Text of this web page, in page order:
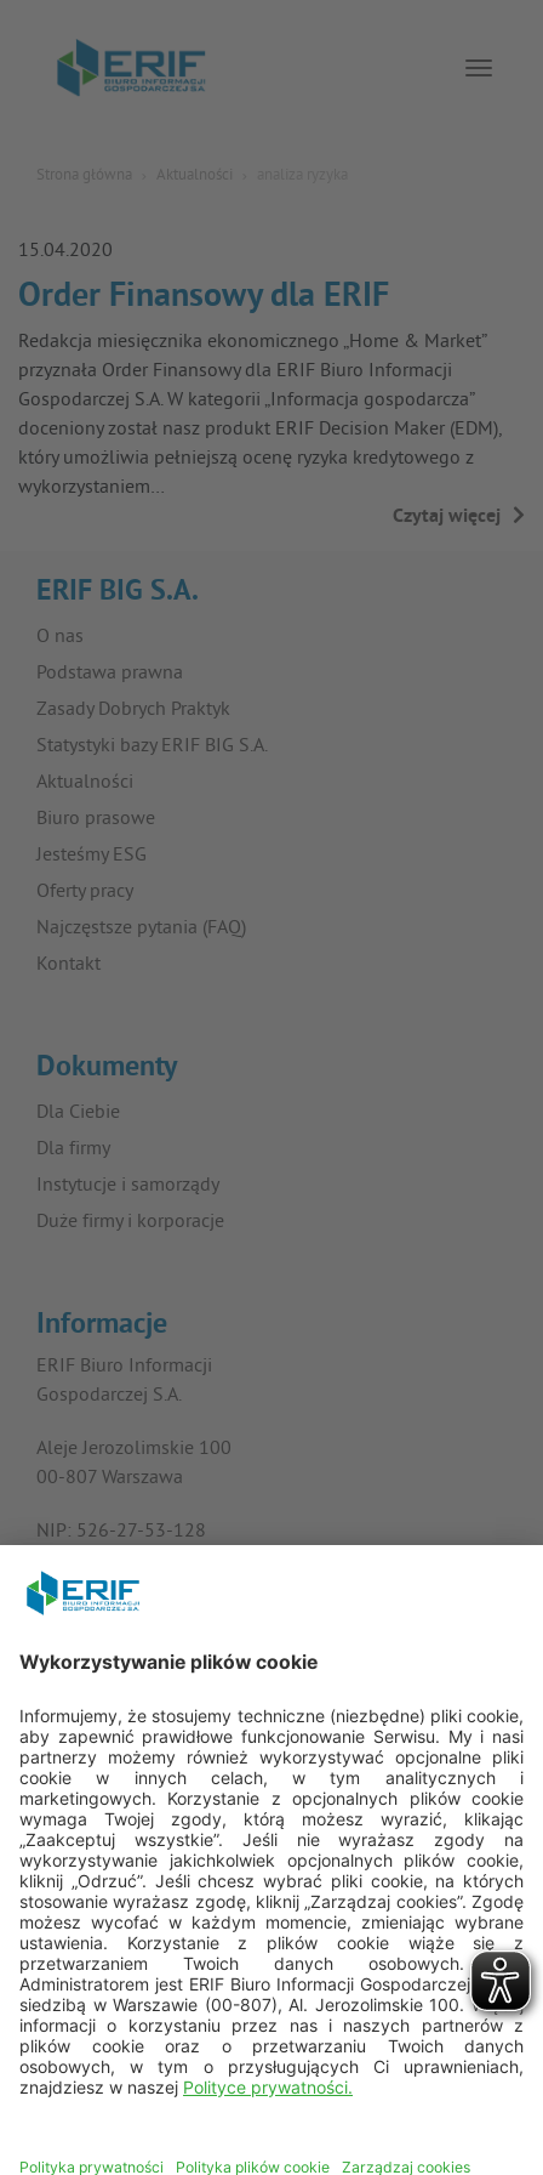
Strona główna Aktualności
15.04.2020
Order Finansowy dla ERIF
Redakcja miesięcznika ekonomicznego „Home & Market”
przyznała Order Finansowy dla ERIF Biuro Informacji
Gospodarczej S.A. W kategorii „Informacja gospodarcza”
doceniony został nasz produkt ERIF Decision Maker (EDM),
który umożliwia pełniejszą ocenę ryzyka kredytowego z
wykorzystaniem…
Czytaj więcej
ERIF BIG S.A.
O nas
Podstawa prawna
Zasady Dobrych Praktyk
Statystyki bazy ERIF BIG S.A.
Aktualności
Biuro prasowe
Jesteśmy ESG
Oferty pracy
Najczęstsze pytania (FAQ)
Kontakt
Dokumenty
Dla Ciebie
Dla firmy
Instytucje i samorządy
Duże firmy i korporacje
Informacje
ERIF Biuro Informacji
Gospodarczej S.A.
Aleje Jerozolimskie 100
00-807 Warszawa
NIP: 526-27-53-128
REGON: 015613573
22 594 25 15
Pn - Pt: 8.00 - 16.00
bok@erif.pl